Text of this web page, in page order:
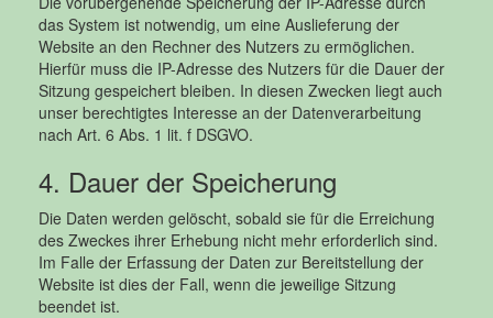
das System ist notwendig, um eine Auslieferung der
Website an den Rechner des Nutzers zu ermöglichen.
Hierfür muss die IP-Adresse des Nutzers für die Dauer der
Sitzung gespeichert bleiben. In diesen Zwecken liegt auch
unser berechtigtes Interesse an der Datenverarbeitung
nach Art. 6 Abs. 1 lit. f DSGVO.
4. Dauer der Speicherung
Die Daten werden gelöscht, sobald sie für die Erreichung
des Zweckes ihrer Erhebung nicht mehr erforderlich sind.
Im Falle der Erfassung der Daten zur Bereitstellung der
Website ist dies der Fall, wenn die jeweilige Sitzung
beendet ist.